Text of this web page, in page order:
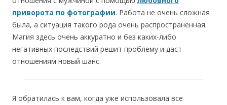
приворота по фотографии. Работа не очень сложная
была, а ситуация такого рода очень распространенная.
Магия здесь очень аккуратно и без каких-либо
негативных последствий решит проблему и даст
отношениям новый шанс.
Я обратилась к вам, когда уже использовала все